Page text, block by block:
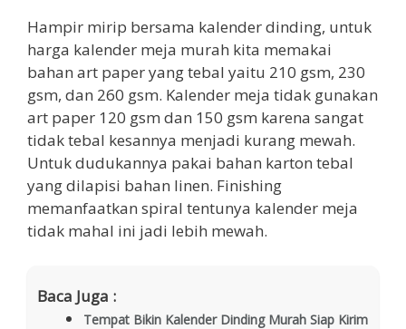
Hampir mirip bersama kalender dinding, untuk
harga kalender meja murah kita memakai
bahan art paper yang tebal yaitu 210 gsm, 230
gsm, dan 260 gsm. Kalender meja tidak gunakan
art paper 120 gsm dan 150 gsm karena sangat
tidak tebal kesannya menjadi kurang mewah.
Untuk dudukannya pakai bahan karton tebal
yang dilapisi bahan linen. Finishing
memanfaatkan spiral tentunya kalender meja
tidak mahal ini jadi lebih mewah.
Baca Juga :
Tempat Bikin Kalender Dinding Murah Siap Kirim